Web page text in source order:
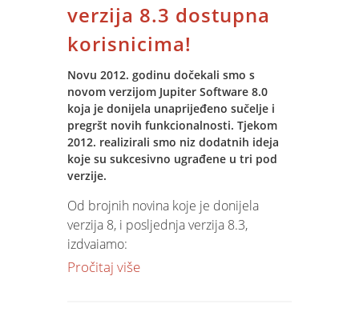
verzija 8.3 dostupna
korisnicima!
Novu 2012. godinu dočekali smo s
novom verzijom Jupiter Software 8.0
koja je donijela unaprijeđeno sučelje i
pregršt novih funkcionalnosti. Tjekom
2012. realizirali smo niz dodatnih ideja
koje su sukcesivno ugrađene u tri pod
verzije.
Od brojnih novina koje je donijela
verzija 8, i posljednja verzija 8.3,
izdvajamo:
Pročitaj više